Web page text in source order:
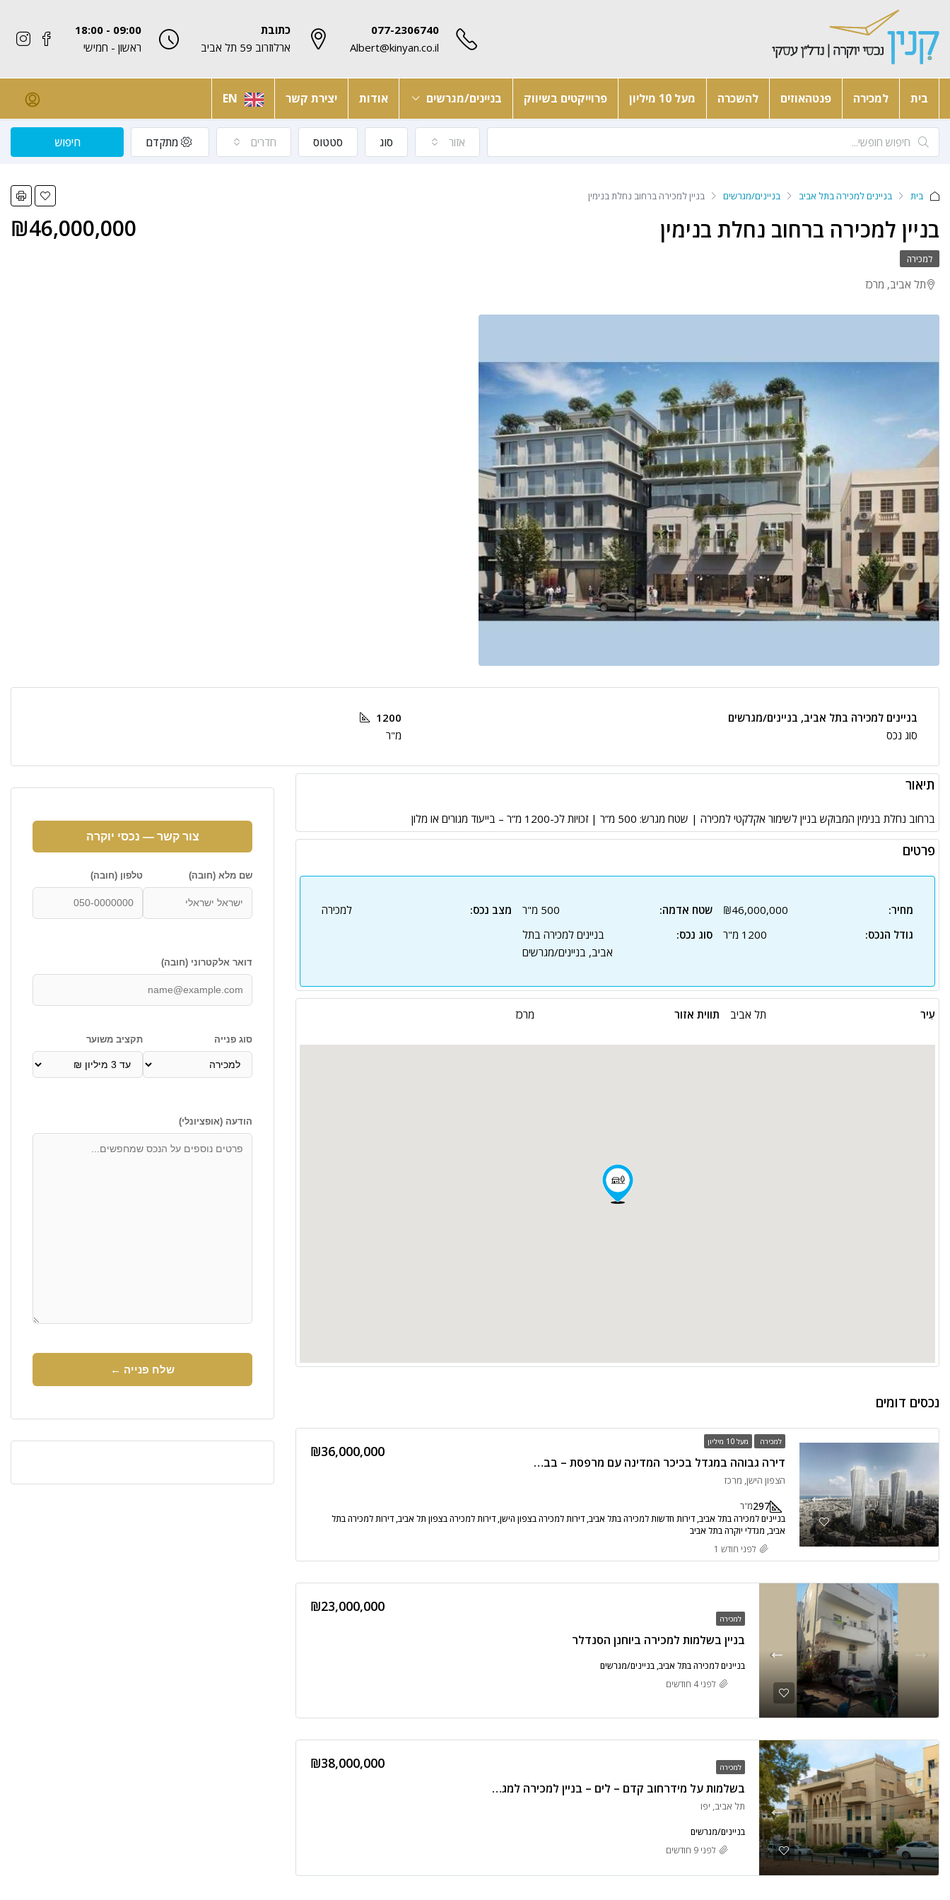
077-2306740
Albert@kinyan.co.il
כתובת
ארלוזרוב 59 תל אביב
09:00 - 18:00
ראשון - חמישי
בית למכירה פנטהאוזים להשכרה מעל 10 מיליון פרוייקטים בשיווק בניינים/מגרשים אודות יצירת קשר EN
אזור סוג סטטוס חדרים מתקדם חיפוש
בית בניינים למכירה בתל אביב בניינים/מגרשים בניין למכירה ברחוב נחלת בנימין
בניין למכירה ברחוב נחלת בנימין ₪46,000,000
למכירה
תל אביב, מרכז
בניינים למכירה בתל אביב, בניינים/מגרשים
סוג נכס
1200
מ"ר
תיאור
ברחוב נחלת בנימין המבוקש בניין לשימור אקלקטי למכירה | שטח מגרש: 500 מ”ר | זכויות לכ-1200 מ”ר – בייעוד מגורים או מלון
פרטים
מחיר:
₪46,000,000
גודל הנכס:
1200 מ"ר
שטח אדמה:
500 מ"ר
סוג נכס:
בניינים למכירה בתל
אביב, בניינים/מגרשים
מצב נכס: למכירה
עִיר תל אביב תווית אזור מרכז
נכסים דומים
למכירה מעל 10 מיליון
דירה גבוהה במגדל בכיכר המדינה עם מרפסת – בבלעדיות!!!
₪36,000,000
הצפון הישן, מרכז
297מ"ר
בניינים למכירה בתל אביב, דירות חדשות למכירה בתל אביב, דירות למכירה בצפון הישן, דירות למכירה בצפון תל אביב, דירות למכירה בתל
אביב, מגדלי יוקרה בתל אביב
לפני חודש 1
למכירה
בניין בשלמות למכירה ביוחנן הסנדלר
₪23,000,000
בניינים למכירה בתל אביב, בניינים/מגרשים
לפני 4 חודשים
למכירה
בשלמות על מידרחוב קדם – לים – בניין למכירה למגורים או מלון ביפו
₪38,000,000
תל אביב, יפו
בניינים/מגרשים
לפני 9 חודשים
צור קשר — נכסי יוקרה
שם מלא (חובה) טלפון (חובה)
דואר אלקטרוני (חובה)
סוג פנייה תקציב משוער
הודעה (אופציונלי)